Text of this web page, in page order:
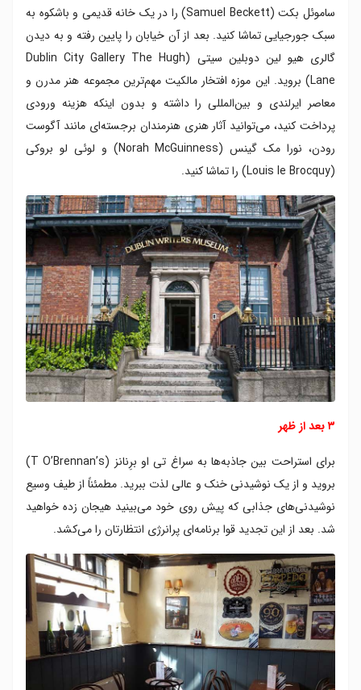
ساموئل بکت (Samuel Beckett) را در یک خانه قدیمی و باشکوه به
سبک جورجیایی تماشا کنید. بعد از آن خیابان را پایین رفته و به دیدن
گالری هیو لین دوبلین سیتی (Dublin City Gallery The Hugh
Lane)‌ بروید. این موزه افتخار مالکیت مهم‌ترین مجموعه هنر مدرن و
معاصر ایرلندی و بین‌المللی را داشته و بدون اینکه هزینه ورودی
پرداخت کنید، می‌توانید آثار هنری هنرمندان برجسته‌ای مانند آگوست
رودن، نورا مک گینس (Norah McGuinness) و لوئی لو بروکی
(Louis le Brocquy) را تماشا کنید.
۳ بعد از ظهر
برای استراحت بین جاذبه‌ها به سراغ تی او برِنانز (T O’Brennan’s)
بروید و از یک نوشیدنی خنک و عالی لذت ببرید. مطمئناً از طیف وسیع
نوشیدنی‌های جذابی که پیش روی خود می‌بینید هیجان زده خواهید
شد. بعد از این تجدید قوا برنامه‌‌ای پرانرژی انتظارتان را می‌کشد.